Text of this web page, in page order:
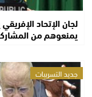
لجان الإتحاد
يمنعوهم من
جديد التسريبات